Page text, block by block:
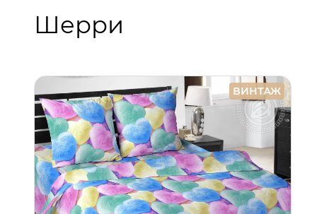
Шерри
ВИНТАЖ